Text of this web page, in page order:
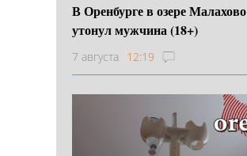
В Оренбурге в озере Малахово
утонул мужчина (18+)
7 августа 12:19